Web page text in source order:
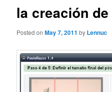
la creación
Posted onMay 7, 2011 by Lennuc